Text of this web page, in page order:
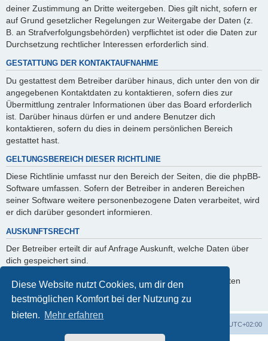
Diese Website nutzt Cookies, um dir den
bestmöglichen Komfort bei der Nutzung zu
bieten. Mehr erfahren
deiner Zustimmung an Dritte weitergeben. Dies gilt nicht, sofern er
auf Grund gesetzlicher Regelungen zur Weitergabe der Daten (z.
B. an Strafverfolgungsbehörden) verpflichtet ist oder die Daten zur
Durchsetzung rechtlicher Interessen erforderlich sind.
GESTATTUNG DER KONTAKTAUFNAHME
Du gestattest dem Betreiber darüber hinaus, dich unter den von dir
angegebenen Kontaktdaten zu kontaktieren, sofern dies zur
Übermittlung zentraler Informationen über das Board erforderlich
ist. Darüber hinaus dürfen er und andere Benutzer dich
kontaktieren, sofern du dies in deinem persönlichen Bereich
gestattet hast.
GELTUNGSBEREICH DIESER RICHTLINIE
Diese Richtlinie umfasst nur den Bereich der Seiten, die die phpBB-
Software umfassen. Sofern der Betreiber in anderen Bereichen
seiner Software weitere personenbezogene Daten verarbeitet, wird
er dich darüber gesondert informieren.
AUSKUNFTSRECHT
Der Betreiber erteilt dir auf Anfrage Auskunft, welche Daten über
dich gespeichert sind.
Du kannst jederzeit die Löschung bzw. Sperrung deiner Daten
verlangen. Kontaktiere hierzu bitte den Betreiber.
UTC+02:00